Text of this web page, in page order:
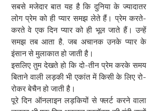
सबसे मजेदार बात यह है कि दुनिया के ज्यादातर
लोग प्रेम को ही प्यार समझ लेते हैं। प्रेम करते-
करते वे एक दिन प्यार को ही भूल जाते हैं। उन्हें
समझ तब आता है, जब अचानक उनके प्यार के
इंसान से मुलाकात हो जाती है।
इसलिए तुम देखते हो कि दो-तीन प्रेम करके समय
बिताने वाली लड़की भी एकांत में किसी के लिए रो-
रोकर बेचैन हो जाती है।
पूरे दिन ऑनलाइन लड़कियों से फ्लर्ट करने वाला